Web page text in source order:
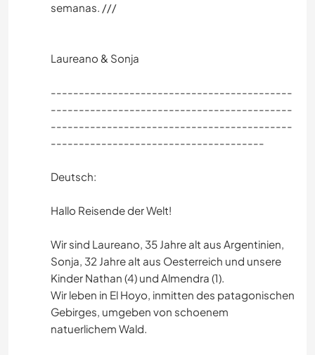
semanas. ///
Laureano & Sonja
-------------------------------------------
-------------------------------------------
-------------------------------------------
--------------------------------------
Deutsch:
Hallo Reisende der Welt!
Wir sind Laureano, 35 Jahre alt aus Argentinien,
Sonja, 32 Jahre alt aus Oesterreich und unsere
Kinder Nathan (4) und Almendra (1).
Wir leben in El Hoyo, inmitten des patagonischen
Gebirges, umgeben von schoenem
natuerlichem Wald.